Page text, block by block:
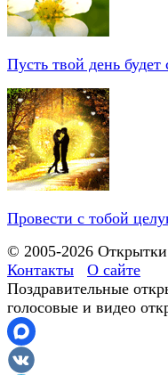
Пусть твой день будет
Провести с тобой
© 2005-2026
Контакты
О сайте
Поздравительные
голосовые и видео